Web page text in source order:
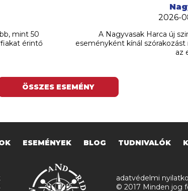
mint 50
érintő
2026-
A Nagyvasak Harca új
eseményként kínál
az
ÖSSZES ESEMÉNY
ESEMÉNYEK BLOG TUDNIVALÓK
adatvédelmi
© 2017 Minden jog